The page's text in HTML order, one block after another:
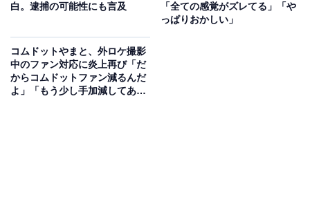
白。逮捕の可能性にも言及
「全ての感覚がズレてる」「や
っぱりおかしい」
コムドットやまと、外ロケ撮影
中のファン対応に炎上再び「だ
からコムドットファン減るんだ
よ」「もう少し手加減してあげ